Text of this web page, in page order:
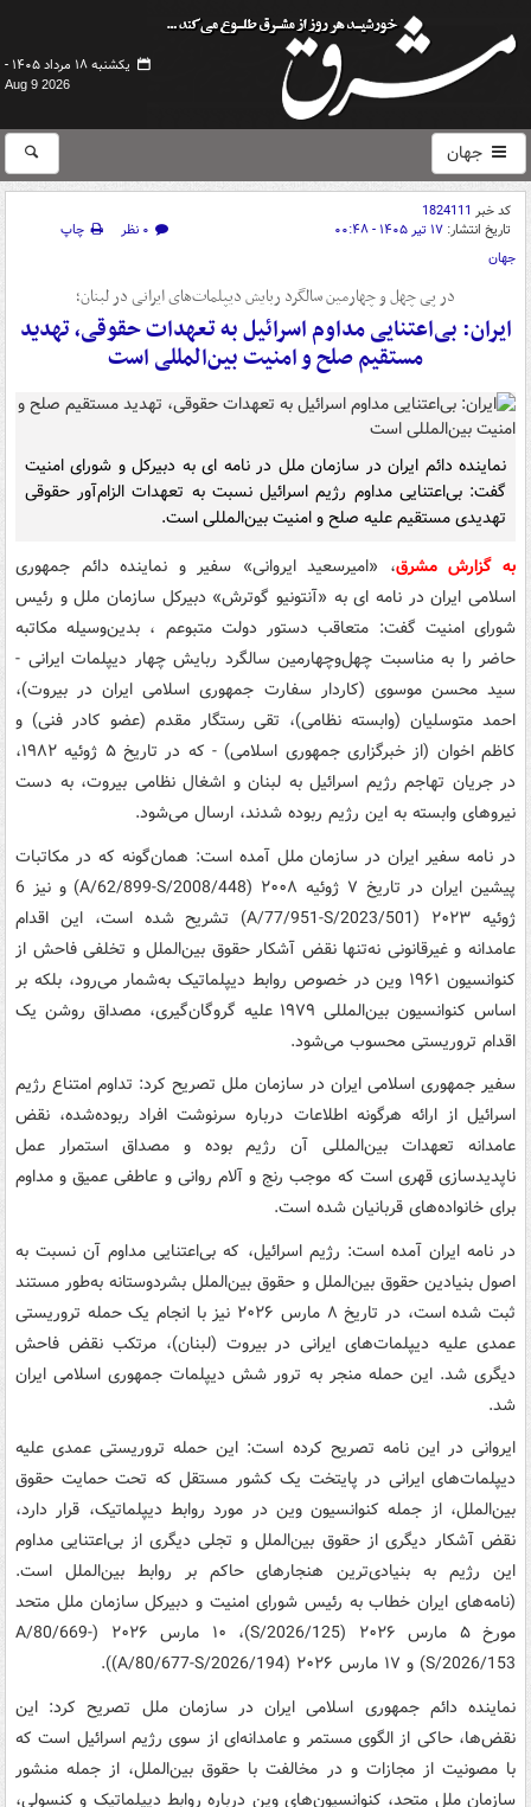
یکشنبه ۱۸ مرداد ۱۴۰۵ -
Aug 9 2026
جهان
کد خبر 1824111
تاریخ انتشار: ۱۷ تیر ۱۴۰۵ - ۰۰:۴۸ ۰ نظر
چاپ
جهان
در پی چهل و چهارمین سالگرد ربایش دیپلمات‌های ایرانی در لبنان؛
ایران: بی‌اعتنایی مداوم اسرائیل به تعهدات حقوقی، تهدید
مستقیم صلح و امنیت بین‌المللی است
نماینده دائم ایران در سازمان ملل در نامه ای به دبیرکل و شورای امنیت
گفت: بی‌اعتنایی مداوم رژیم اسرائیل نسبت به تعهدات الزام‌آور حقوقی
تهدیدی مستقیم علیه صلح و امنیت بین‌المللی است.
به گزارش مشرق، «امیرسعید ایروانی» سفیر و نماینده دائم جمهوری
اسلامی ایران در نامه ای به «آنتونیو گوترش» دبیرکل سازمان ملل و رئیس
شورای امنیت گفت: متعاقب دستور دولت متبوعم ، بدین‌وسیله مکاتبه
حاضر را به مناسبت چهل‌وچهارمین سالگرد ربایش چهار دیپلمات ایرانی -
سید محسن موسوی (کاردار سفارت جمهوری اسلامی ایران در بیروت)،
احمد متوسلیان (وابسته نظامی)، تقی رستگار مقدم (عضو کادر فنی) و
کاظم اخوان (از خبرگزاری جمهوری اسلامی) - که در تاریخ ۵ ژوئیه ۱۹۸۲،
در جریان تهاجم رژیم اسرائیل به لبنان و اشغال نظامی بیروت، به دست
نیروهای وابسته به این رژیم ربوده شدند، ارسال می‌شود.
در نامه سفیر ایران در سازمان ملل آمده است: همان‌گونه که در مکاتبات
پیشین ایران در تاریخ ۷ ژوئیه ۲۰۰۸ (A/62/899-S/2008/448) و نیز 6
ژوئیه ۲۰۲۳ (A/77/951-S/2023/501) تشریح شده است، این اقدام
عامدانه و غیرقانونی نه‌تنها نقض آشکار حقوق بین‌الملل و تخلفی فاحش از
کنوانسیون ۱۹۶۱ وین در خصوص روابط دیپلماتیک به‌شمار می‌رود، بلکه بر
اساس کنوانسیون بین‌المللی ۱۹۷۹ علیه گروگان‌گیری، مصداق روشن یک
اقدام تروریستی محسوب می‌شود.
سفیر جمهوری اسلامی ایران در سازمان ملل تصریح کرد: تداوم امتناع رژیم
اسرائیل از ارائه هرگونه اطلاعات درباره‌ سرنوشت افراد ربوده‌شده، نقض
عامدانه‌ تعهدات بین‌المللی آن رژیم بوده و مصداق استمرار عمل
ناپدیدسازی قهری است که موجب رنج و آلام روانی و عاطفی عمیق و مداوم
برای خانواده‌های قربانیان شده است.
در نامه ایران آمده است: رژیم اسرائیل، که بی‌اعتنایی مداوم آن نسبت به
اصول بنیادین حقوق بین‌الملل و حقوق بین‌الملل بشردوستانه به‌طور مستند
ثبت شده است، در تاریخ ۸ مارس ۲۰۲۶ نیز با انجام یک حمله تروریستی
عمدی علیه دیپلمات‌های ایرانی در بیروت (لبنان)، مرتکب نقض فاحش
دیگری شد. این حمله منجر به ترور شش دیپلمات جمهوری اسلامی ایران
شد.
ایروانی در این نامه تصریح کرده است: این حمله تروریستی عمدی علیه
دیپلمات‌های ایرانی در پایتخت یک کشور مستقل که تحت حمایت حقوق
بین‌الملل، از جمله کنوانسیون وین در مورد روابط دیپلماتیک، قرار دارد،
نقض آشکار دیگری از حقوق بین‌الملل و تجلی دیگری از بی‌اعتنایی مداوم
این رژیم به بنیادی‌ترین هنجارهای حاکم بر روابط بین‌الملل است.
(نامه‌های ایران خطاب به رئیس شورای امنیت و دبیرکل سازمان ملل متحد
مورخ ۵ مارس ۲۰۲۶ (S/2026/125)، ۱۰ مارس ۲۰۲۶ (A/80/669-
S/2026/153) و ۱۷ مارس ۲۰۲۶ (A/80/677-S/2026/194)).
نماینده دائم جمهوری اسلامی ایران در سازمان ملل تصریح کرد: این
‌نقض‌ها، حاکی از الگوی مستمر و عامدانه‌ای از سوی رژیم اسرائیل است که
با مصونیت از مجازات و در مخالفت با حقوق بین‌الملل، از جمله منشور
سازمان ملل متحد، کنوانسیون‌های وین درباره روابط دیپلماتیک و کنسولی،